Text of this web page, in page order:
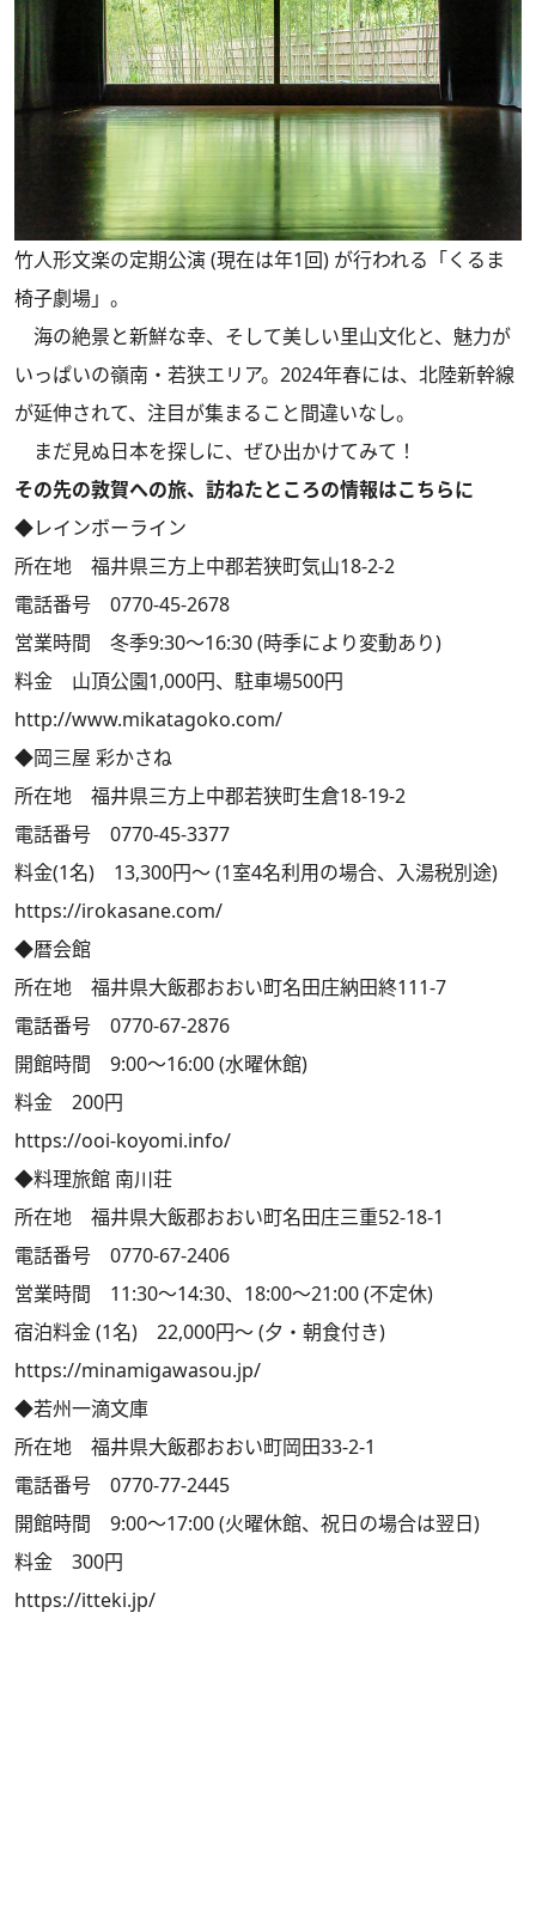
竹人形文楽の定期公演 (現在は年1回) が行われる「くるま
椅子劇場」。
海の絶景と新鮮な幸、そして美しい里山文化と、魅力が
いっぱいの嶺南・若狭エリア。2024年春には、北陸新幹線
が延伸されて、注目が集まること間違いなし。
まだ見ぬ日本を探しに、ぜひ出かけてみて！
その先の敦賀への旅、訪ねたところの情報はこちらに
◆レインボーライン
所在地 福井県三方上中郡若狭町気山18-2-2
電話番号 0770-45-2678
営業時間 冬季9:30～16:30 (時季により変動あり)
料金 山頂公園1,000円、駐車場500円
http://www.mikatagoko.com/
◆岡三屋 彩かさね
所在地 福井県三方上中郡若狭町生倉18-19-2
電話番号 0770-45-3377
料金(1名) 13,300円～ (1室4名利用の場合、入湯税別途)
https://irokasane.com/
◆暦会館
所在地 福井県大飯郡おおい町名田庄納田終111-7
電話番号 0770-67-2876
開館時間 9:00～16:00 (水曜休館)
料金 200円
https://ooi-koyomi.info/
◆料理旅館 南川荘
所在地 福井県大飯郡おおい町名田庄三重52-18-1
電話番号 0770-67-2406
営業時間 11:30～14:30、18:00～21:00 (不定休)
宿泊料金 (1名) 22,000円～ (夕・朝食付き)
https://minamigawasou.jp/
◆若州一滴文庫
所在地 福井県大飯郡おおい町岡田33-2-1
電話番号 0770-77-2445
開館時間 9:00～17:00 (火曜休館、祝日の場合は翌日)
料金 300円
https://itteki.jp/